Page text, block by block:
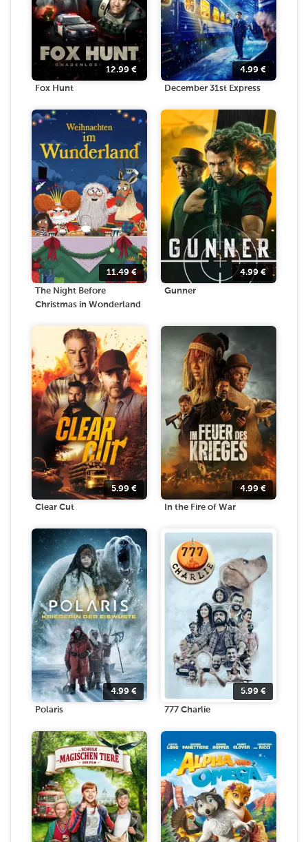
12.99 €
Fox Hunt
4.99 €
December 31st Express
11.49€
The Night Before
Christmas in Wonderland
4.99 €
Gunner
5.99 €
Clear Cut
4.99 €
In the Fire of War
4.99 €
Polaris
5.99 €
777 Charlie